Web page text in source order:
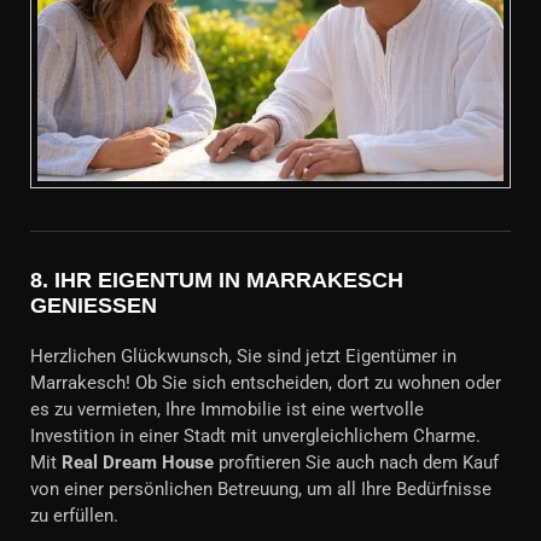
8. IHR EIGENTUM IN MARRAKESCH
GENIESSEN
Herzlichen Glückwunsch, Sie sind jetzt Eigentümer in
Marrakesch! Ob Sie sich entscheiden, dort zu wohnen oder
es zu vermieten, Ihre Immobilie ist eine wertvolle
Investition in einer Stadt mit unvergleichlichem Charme.
Mit Real Dream House profitieren Sie auch nach dem Kauf
von einer persönlichen Betreuung, um all Ihre Bedürfnisse
zu erfüllen.